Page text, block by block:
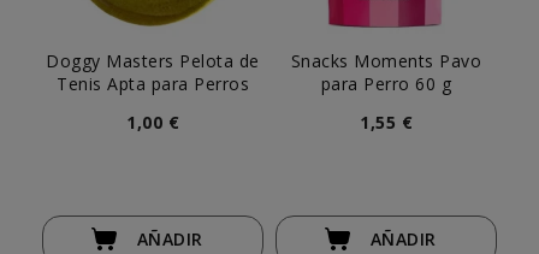
Doggy Masters Pelota de
Tenis Apta para Perros
1,00 €
AÑADIR
Snacks Moments Pavo
para Perro 60 g
1,55 €
AÑADIR